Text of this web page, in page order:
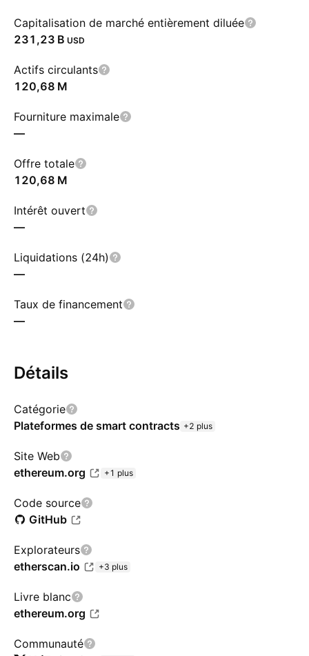
Capitalisation de marché entièrement diluée
‪231,23 B‬ USD
Actifs circulants
‪120,68 M‬
Fourniture maximale
—
Offre totale
‪120,68 M‬
Intérêt ouvert
—
Liquidations (24h)
—
Taux de financement
—
Détails
Catégorie
Plateformes de smart contracts +2 plus
Site Web
ethereum.org
+1 plus
Code source
GitHub
Explorateurs
etherscan.io
+3 plus
Livre blanc
ethereum.org
Communauté